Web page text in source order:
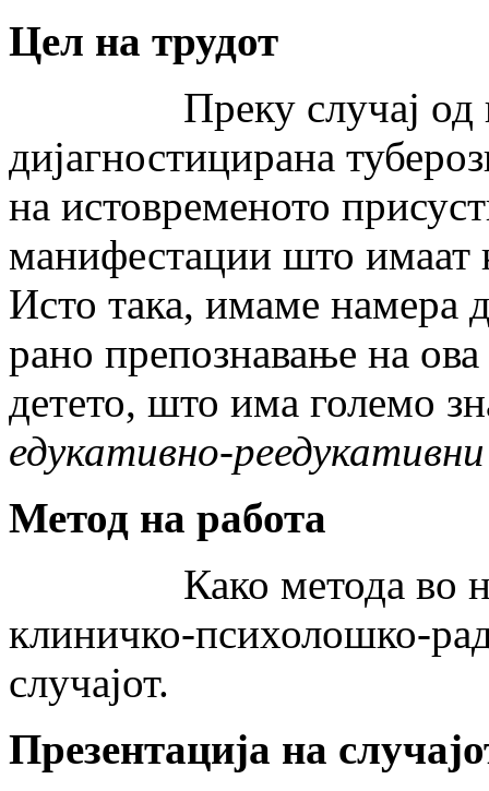
Цел на трудот
Преку случај од
дијагностицирана
на истовременото
манифестации што имаат
Исто така, имаме намера
рано препознавање на
детето, што има големо
едукативно-
Метод на работа
Како метода во
клиничко-психолошко-
случајот.
Презентација на